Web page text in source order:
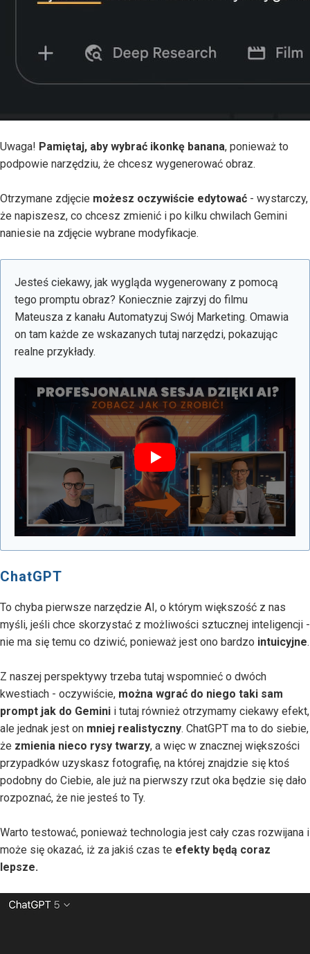
Uwaga! Pamiętaj, aby wybrać ikonkę banana, ponieważ to
podpowie narzędziu, że chcesz wygenerować obraz.
Otrzymane zdjęcie możesz oczywiście edytować - wystarczy,
że napiszesz, co chcesz zmienić i po kilku chwilach Gemini
naniesie na zdjęcie wybrane modyfikacje.
Jesteś ciekawy, jak wygląda wygenerowany z pomocą
tego promptu obraz? Koniecznie zajrzyj do filmu
Mateusza z kanału Automatyzuj Swój Marketing. Omawia
on tam każde ze wskazanych tutaj narzędzi, pokazując
realne przykłady.
ChatGPT
To chyba pierwsze narzędzie AI, o którym większość z nas
myśli, jeśli chce skorzystać z możliwości sztucznej inteligencji -
nie ma się temu co dziwić, ponieważ jest ono bardzo intuicyjne.
Z naszej perspektywy trzeba tutaj wspomnieć o dwóch
kwestiach - oczywiście, można wgrać do niego taki sam
prompt jak do Gemini i tutaj również otrzymamy ciekawy efekt,
ale jednak jest on mniej realistyczny. ChatGPT ma to do siebie,
że zmienia nieco rysy twarzy, a więc w znacznej większości
przypadków uzyskasz fotografię, na której znajdzie się ktoś
podobny do Ciebie, ale już na pierwszy rzut oka będzie się dało
rozpoznać, że nie jesteś to Ty.
Warto testować, ponieważ technologia jest cały czas rozwijana i
może się okazać, iż za jakiś czas te efekty będą coraz
lepsze.